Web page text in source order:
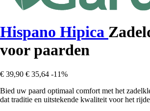
Hispano Hipica
voor paarden
€ 39,90 € 35,64 -11%
Bied uw paard optimaal comfort met het
dat traditie en uitstekende kwaliteit voor het